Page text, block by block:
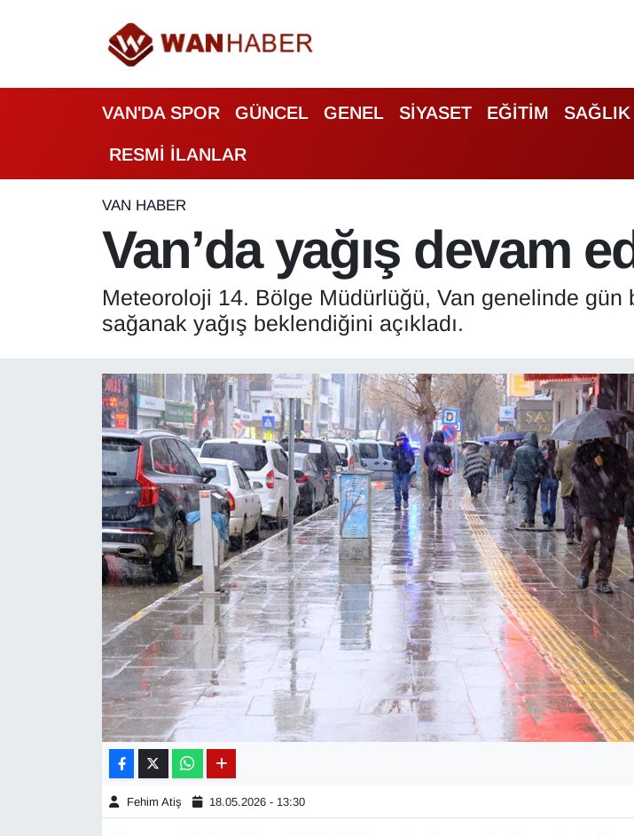
VAN'DA SPOR GÜNCEL GENEL SİYASET EĞİTİM SAĞLIK
RESMİ İLANLAR
VAN HABER
Van’da yağış devam
Meteoroloji 14. Bölge Müdürlüğü, Van genelinde gün
sağanak yağış beklendiğini açıkladı.
Fehim Atiş 18.05.2026 - 13:30
ASAYİŞ
BİLİM VE TEKNOLOJİ
Biyografi
Bölge Haberleri
Dernekler, Odalar
DÜNYA
EĞİTİM
EKONOMİ
En çok konuşulanlar
GENEL
Van Nöbetçi Eczaneler
Van Hava Durumu
Van Namaz Vakitleri
Van Trafik Yoğunluk Haritası
Süper Lig Puan Durumu ve Fikstür
Tüm Manşetler
Son Dakika Haberleri
Haber Arşivi